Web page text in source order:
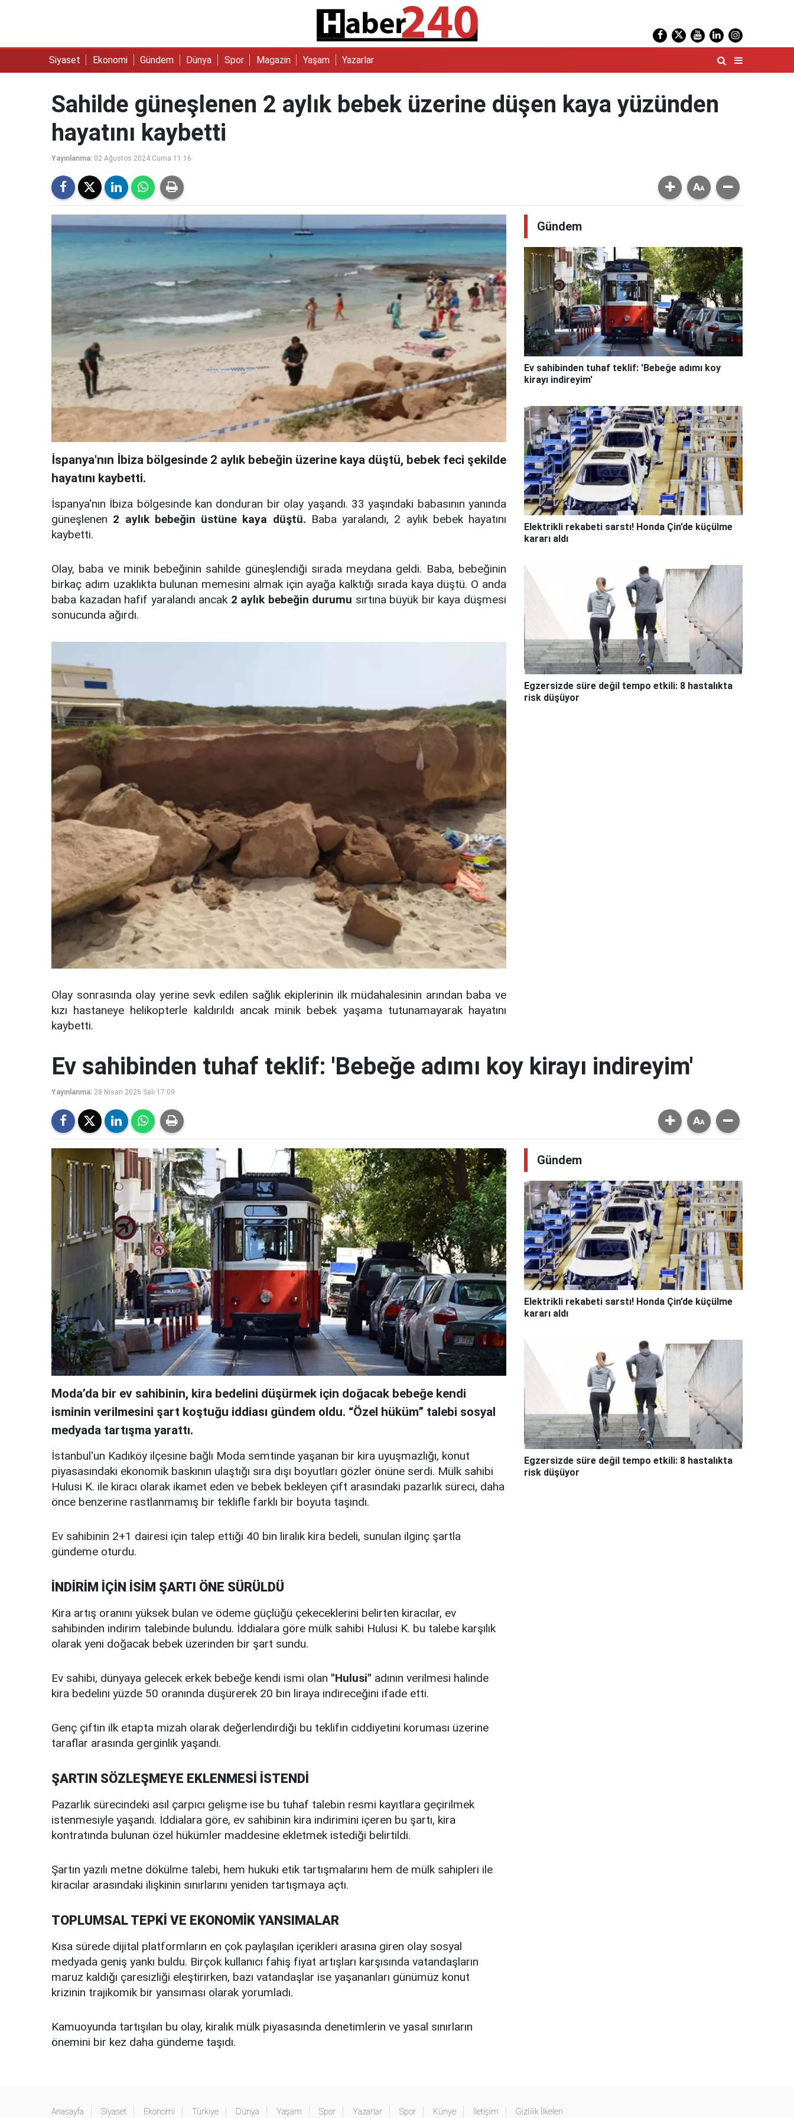
Siyaset Ekonomi Gündem Dünya Spor Magazin Yaşam Yazarlar
Sahilde güneşlenen 2 aylık bebek üzerine düşen kaya yüzünden
hayatını kaybetti
Yayınlanma: 02 Ağustos 2024 Cuma 11:16
İspanya'nın İbiza bölgesinde 2 aylık bebeğin üzerine kaya düştü, bebek feci şekilde
hayatını kaybetti.
İspanya'nın İbiza bölgesinde kan donduran bir olay yaşandı. 33 yaşındaki babasının yanında
güneşlenen 2 aylık bebeğin üstüne kaya düştü. Baba yaralandı, 2 aylık bebek hayatını
kaybetti.
Olay, baba ve minik bebeğinin sahilde güneşlendiği sırada meydana geldi. Baba, bebeğinin
birkaç adım uzaklıkta bulunan memesini almak için ayağa kalktığı sırada kaya düştü. O anda
baba kazadan hafif yaralandı ancak 2 aylık bebeğin durumu sırtına büyük bir kaya düşmesi
sonucunda ağırdı.
Olay sonrasında olay yerine sevk edilen sağlık ekiplerinin ilk müdahalesinin arından baba ve
kızı hastaneye helikopterle kaldırıldı ancak minik bebek yaşama tutunamayarak hayatını
kaybetti.
Gündem
Ev sahibinden tuhaf teklif: 'Bebeğe adımı koy
kirayı indireyim'
Elektrikli rekabeti sarstı! Honda Çin’de küçülme
kararı aldı
Egzersizde süre değil tempo etkili: 8 hastalıkta
risk düşüyor
Ev sahibinden tuhaf teklif: 'Bebeğe adımı koy kirayı indireyim'
Yayınlanma: 28 Nisan 2026 Salı 17:09
Moda’da bir ev sahibinin, kira bedelini düşürmek için doğacak bebeğe kendi
isminin verilmesini şart koştuğu iddiası gündem oldu. “Özel hüküm” talebi sosyal
medyada tartışma yarattı.
İstanbul'un Kadıköy ilçesine bağlı Moda semtinde yaşanan bir kira uyuşmazlığı, konut
piyasasındaki ekonomik baskının ulaştığı sıra dışı boyutları gözler önüne serdi. Mülk sahibi
Hulusi K. ile kiracı olarak ikamet eden ve bebek bekleyen çift arasındaki pazarlık süreci, daha
önce benzerine rastlanmamış bir teklifle farklı bir boyuta taşındı.
Ev sahibinin 2+1 dairesi için talep ettiği 40 bin liralık kira bedeli, sunulan ilginç şartla
gündeme oturdu.
İNDİRİM İÇİN İSİM ŞARTI ÖNE SÜRÜLDÜ
Kira artış oranını yüksek bulan ve ödeme güçlüğü çekeceklerini belirten kiracılar, ev
sahibinden indirim talebinde bulundu. İddialara göre mülk sahibi Hulusi K. bu talebe karşılık
olarak yeni doğacak bebek üzerinden bir şart sundu.
Ev sahibi, dünyaya gelecek erkek bebeğe kendi ismi olan "Hulusi" adının verilmesi halinde
kira bedelini yüzde 50 oranında düşürerek 20 bin liraya indireceğini ifade etti.
Genç çiftin ilk etapta mizah olarak değerlendirdiği bu teklifin ciddiyetini koruması üzerine
taraflar arasında gerginlik yaşandı.
ŞARTIN SÖZLEŞMEYE EKLENMESİ İSTENDİ
Pazarlık sürecindeki asıl çarpıcı gelişme ise bu tuhaf talebin resmi kayıtlara geçirilmek
istenmesiyle yaşandı. İddialara göre, ev sahibinin kira indirimini içeren bu şartı, kira
kontratında bulunan özel hükümler maddesine ekletmek istediği belirtildi.
Şartın yazılı metne dökülme talebi, hem hukuki etik tartışmalarını hem de mülk sahipleri ile
kiracılar arasındaki ilişkinin sınırlarını yeniden tartışmaya açtı.
TOPLUMSAL TEPKİ VE EKONOMİK YANSIMALAR
Kısa sürede dijital platformların en çok paylaşılan içerikleri arasına giren olay sosyal
medyada geniş yankı buldu. Birçok kullanıcı fahiş fiyat artışları karşısında vatandaşların
maruz kaldığı çaresizliği eleştirirken, bazı vatandaşlar ise yaşananları günümüz konut
krizinin trajikomik bir yansıması olarak yorumladı.
Kamuoyunda tartışılan bu olay, kiralık mülk piyasasında denetimlerin ve yasal sınırların
önemini bir kez daha gündeme taşıdı.
Gündem
Elektrikli rekabeti sarstı! Honda Çin’de küçülme
kararı aldı
Egzersizde süre değil tempo etkili: 8 hastalıkta
risk düşüyor
Anasayfa Siyaset Ekonomi Türkiye Dünya Yaşam Spor Yazarlar Spor Künye İletişim Gizlilik İlkeleri